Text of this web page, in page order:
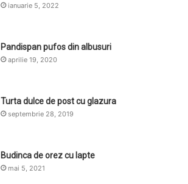
ianuarie 5, 2022
Pandispan pufos din albusuri
aprilie 19, 2020
Turta dulce de post cu glazura
septembrie 28, 2019
Budinca de orez cu lapte
mai 5, 2021